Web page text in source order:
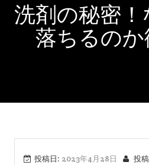
洗剤の秘密
落ちるの
投稿日: 2023年4月28日 投